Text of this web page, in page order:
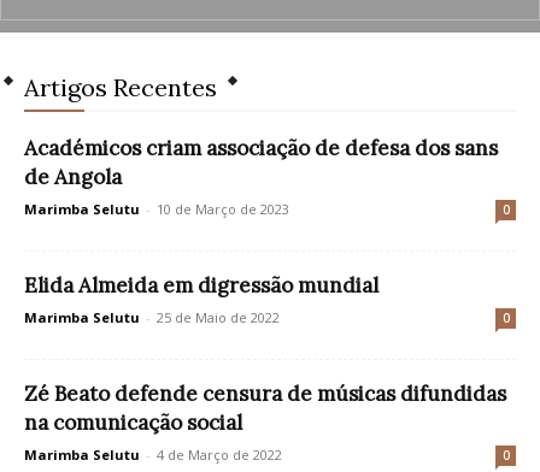
Artigos Recentes
Académicos criam associação de defesa dos sans
de Angola
Marimba Selutu - 10 de Março de 2023 0
Elida Almeida em digressão mundial
Marimba Selutu - 25 de Maio de 2022 0
Zé Beato defende censura de músicas difundidas
na comunicação social
Marimba Selutu - 4 de Março de 2022 0